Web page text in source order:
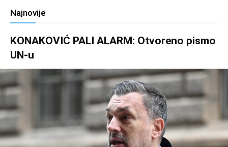
Najnovije
KONAKOVIĆ PALI ALARM: Otvoreno pismo
UN-u